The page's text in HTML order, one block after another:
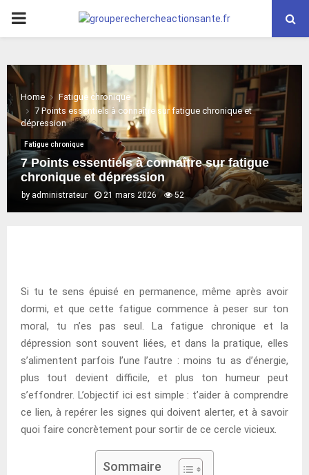
PRIMARY
Home
Fatigue chronique
7 Points essentiels à connaître sur fatigue chronique et
dépression
Fatigue chronique
7 Points essentiels à connaître sur fatigue
chronique et dépression
by administrateur 21 mars 2026 52
Si tu te sens épuisé en permanence, même après avoir
dormi, et que cette fatigue commence à peser sur ton
moral, tu n’es pas seul. La fatigue chronique et la
dépression sont souvent liées, et dans la pratique, elles
s’alimentent parfois l’une l’autre : moins tu as d’énergie,
plus tout devient difficile, et plus ton humeur peut
s’effondrer. L’objectif ici est simple : t’aider à comprendre
ce lien, à repérer les signes qui doivent alerter, et à savoir
quoi faire concrètement pour sortir de ce cercle vicieux.
Sommaire